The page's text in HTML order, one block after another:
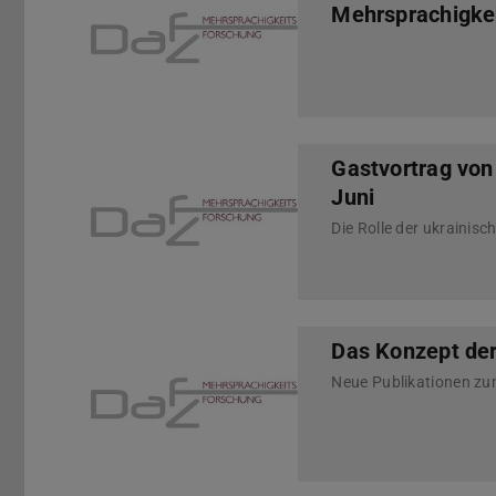
Gastvortrag
Juni
Das Konzept
Neue Publikationen